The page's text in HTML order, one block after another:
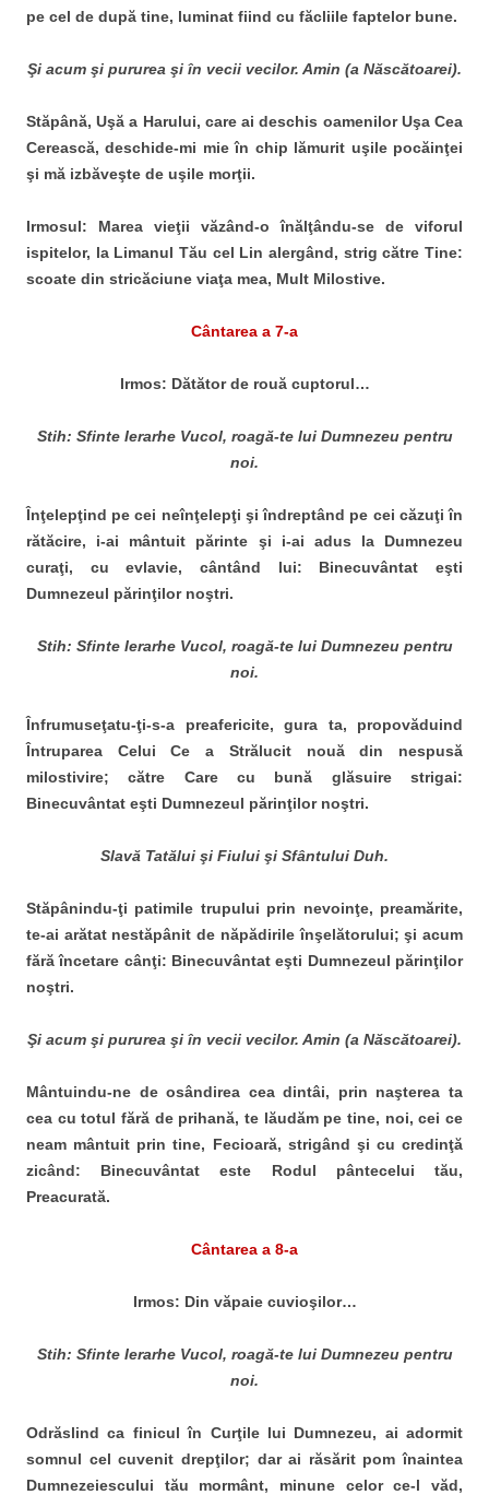
pe cel de după tine, luminat fiind cu făcliile faptelor bune.
Şi acum şi pururea şi în vecii vecilor. Amin (a Născătoarei).
Stăpână, Uşă a Harului, care ai deschis oamenilor Uşa Cea
Cerească, deschide-mi mie în chip lămurit uşile pocăinţei
şi mă izbăveşte de uşile morţii.
Irmosul: Marea vieţii văzând-o înălţându-se de viforul
ispitelor, la Limanul Tău cel Lin alergând, strig către Tine:
scoate din stricăciune viaţa mea, Mult Milostive.
Cântarea a 7-a
Irmos: Dătător de rouă cuptorul…
Stih: Sfinte Ierarhe Vucol, roagă-te lui Dumnezeu pentru
noi.
Înţelepţind pe cei neînţelepţi şi îndreptând pe cei căzuţi în
rătăcire, i-ai mântuit părinte şi i-ai adus la Dumnezeu
curaţi, cu evlavie, cântând lui: Binecuvântat eşti
Dumnezeul părinţilor noştri.
Stih: Sfinte Ierarhe Vucol, roagă-te lui Dumnezeu pentru
noi.
Înfrumuseţatu-ţi-s-a preafericite, gura ta, propovăduind
Întruparea Celui Ce a Strălucit nouă din nespusă
milostivire; către Care cu bună glăsuire strigai:
Binecuvântat eşti Dumnezeul părinţilor noştri.
Slavă Tatălui şi Fiului şi Sfântului Duh.
Stăpânindu-ţi patimile trupului prin nevoinţe, preamărite,
te-ai arătat nestăpânit de năpădirile înşelătorului; şi acum
fără încetare cânţi: Binecuvântat eşti Dumnezeul părinţilor
noştri.
Şi acum şi pururea şi în vecii vecilor. Amin (a Născătoarei).
Mântuindu-ne de osândirea cea dintâi, prin naşterea ta
cea cu totul fără de prihană, te lăudăm pe tine, noi, cei ce
neam mântuit prin tine, Fecioară, strigând şi cu credinţă
zicând: Binecuvântat este Rodul pântecelui tău,
Preacurată.
Cântarea a 8-a
Irmos: Din văpaie cuvioşilor…
Stih: Sfinte Ierarhe Vucol, roagă-te lui Dumnezeu pentru
noi.
Odrăslind ca finicul în Curţile lui Dumnezeu, ai adormit
somnul cel cuvenit drepţilor; dar ai răsărit pom înaintea
Dumnezeiescului tău mormânt, minune celor ce-l văd,